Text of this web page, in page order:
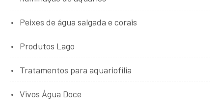
Peixes de água salgada e corais
Produtos Lago
Tratamentos para aquariofilia
Vivos Água Doce